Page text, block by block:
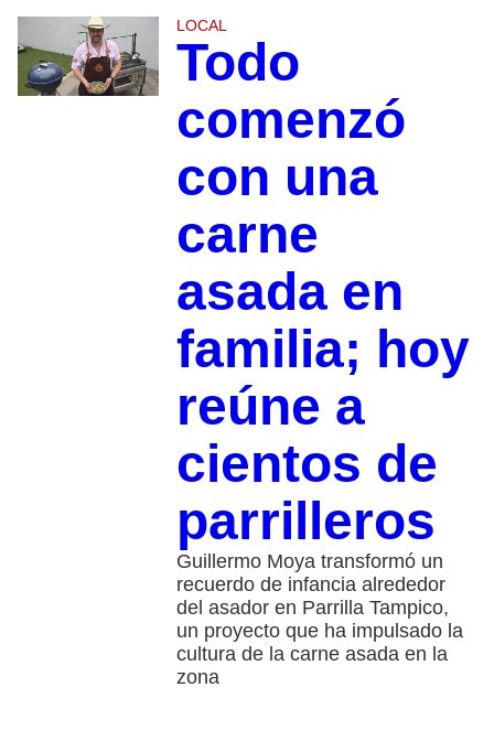
LOCAL
Todo
comenzó
con una
carne
asada en
familia; hoy
reúne a
cientos de
parrilleros
Guillermo Moya transformó un
recuerdo de infancia alrededor
del asador en Parrilla Tampico,
un proyecto que ha impulsado la
cultura de la carne asada en la
zona